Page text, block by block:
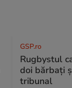
GSP.ro
Rugbystul
doi bărbați
tribunal